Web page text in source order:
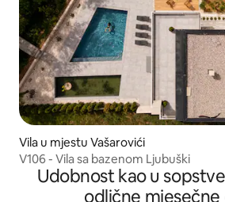
Vila u mjestu Vašarovići
V106 - Vila sa bazenom Ljubuški
Udobnost kao u
odlične mjesečne